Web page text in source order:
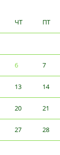
ЧТ ПТ
6 7
13 14
20 21
27 28